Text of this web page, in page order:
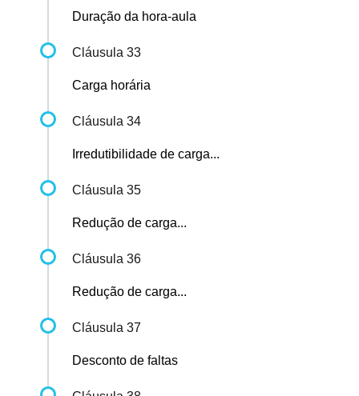
Duração da hora-aula
Cláusula 33
Carga horária
Cláusula 34
Irredutibilidade de carga...
Cláusula 35
Redução de carga...
Cláusula 36
Redução de carga...
Cláusula 37
Desconto de faltas